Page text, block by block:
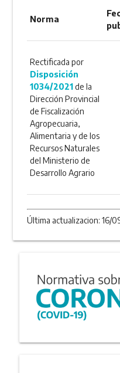
Norma
Rectificada por
Disposición
1034/2021de la
Dirección Provincial
de Fiscalización
Agropecuaria,
Alimentaria y de los
Recursos Naturales
del Ministerio de
Desarrollo Agrario
Última actualizacion: 16/